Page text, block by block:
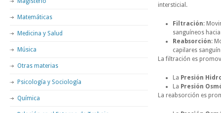
intersticial.
Filtración:
sanguíneos
Reabsorción:
capilares
La filtración es
La Presión
La Presión
La reabsorción es
Matemáticas
Medicina y Salud
Música
Otras materias
Psicología y Sociología
Química